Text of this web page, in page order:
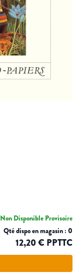
Non Disponible Provisoire
Qté dispo en magasin : 0
12,20 € PPTTC